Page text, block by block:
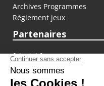
Archives Programmes
Règlement jeux
Partenaires
fiducial.fr
lyoncapitale.fr
olympique-et-lyonnais.com